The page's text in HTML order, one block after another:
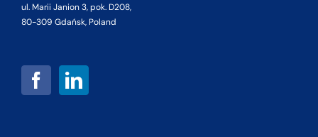
ul. Marii Janion 3, pok. D208,
80-309 Gdańsk, Poland